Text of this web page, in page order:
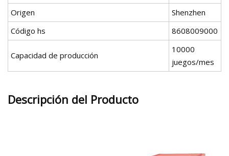
Origen
Shenzhen
Código hs
8608009000
Capacidad de producción
10000
juegos/mes
Descripción del Producto